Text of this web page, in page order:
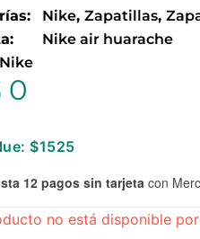
Nike,Zapatillas,
Nike air huarache
Nike
0
$1525
12 pagos sin tarjetacon
no está disponible